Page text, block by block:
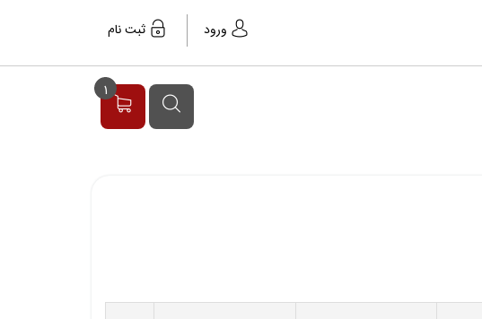
ورود ثبت نام
1